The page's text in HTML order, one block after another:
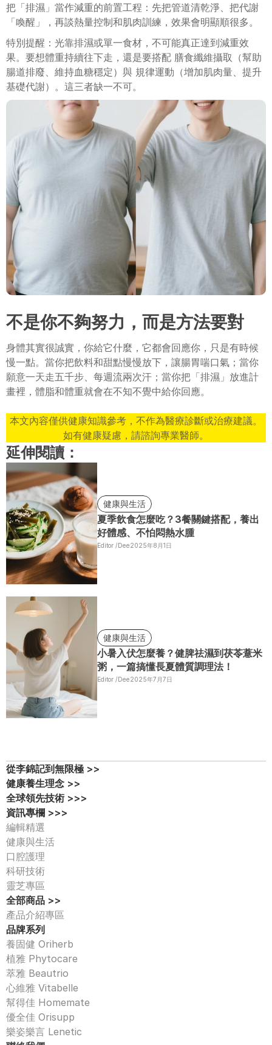
把「排濕」當作減重的前置工程：先把管道清乾淨、把代謝
「喚醒」，再談熱量控制和肌肉訓練，效果會明顯順很多。
特別提醒：光靠排濕或單一食材，不可能真正達到減重效
果。要想體重持續往下走，還是要搭配 膳食纖維攝取（幫助
腸道排廢、維持血糖穩定）與 規律運動（增加肌肉量、提升
基礎代謝）。這三者缺一不可。
不是你不夠努力，而是方法要對
身體其實很誠實，你給它什麼，它都會回應你，只是有時候
慢一點。當你把飲料和甜點慢慢放下，讓腸胃喘口氣；當你
願意一天走五千步、每週流兩次汗；當你把「排濕」放進計
畫裡，體脂和體重就會在不知不覺中給你回應。
本文內容僅供健康知識參考，不作為醫療診斷或治療建議。
如有健康疑慮，請諮詢專業醫師。
延伸閱讀：
健康與生活
夏季飲食怎麼吃？3餐關鍵搭配，養出
好體感、不怕悶熱水腫
Editor /Dee2025年8月1日
健康與生活
小暑入伏怎麼養？健脾祛濕到茯苓薏米
粥，一篇搞懂長夏體質調理法！
Editor /Dee2025年7月7日
從李錦記到無限極 >>
健康養生理念 >>
全球領先技術 >>>
資訊專欄 >>>
編輯精選
健康與生活
口腔護理
科研技術
靈芝專區
全部商品 >>
產品介紹專區
品牌系列
養固健 Oriherb
植雅 Phytocare
萃雅 Beautrio
心維雅 Vitabelle
幫得佳 Homemate
優全佳 Orisupp
樂姿樂言 Lenetic